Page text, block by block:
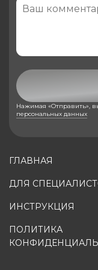
ГЛАВНАЯ
ДЛЯ
ИНСТРУКЦИЯ
ПОЛИТИКА
Нажимая «Отправить»,
персональных данных